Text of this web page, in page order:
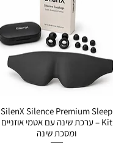
SilenX Silence Premium Sleep
Kit – ערכת שינה עם אטמי אוזניים
ומסכת שינה